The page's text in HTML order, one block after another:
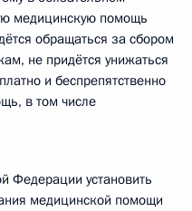
медицинскую помощь
обращаться за сбором
не придётся унижаться
и беспрепятственно
в том числе
Федерации установить
медицинской помощи